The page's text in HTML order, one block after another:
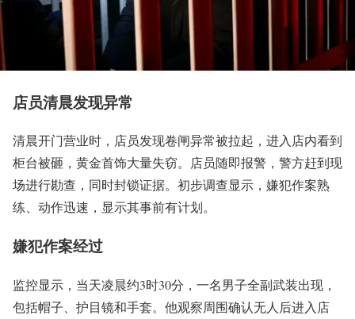
店员清晨发现异常
清晨开门营业时，店员发现卷闸异常被拉起，进入店内看到
柜台被砸，黄金首饰大量失窃。店员随即报警，警方赶到现
场进行勘查，同时封锁证据。初步调查显示，嫌犯作案熟
练、动作迅速，显示其事前有计划。
嫌犯作案经过
监控显示，当天凌晨约3时30分，一名男子全副武装出现，
包括帽子、护目镜和手套。他观察周围确认无人后进入店